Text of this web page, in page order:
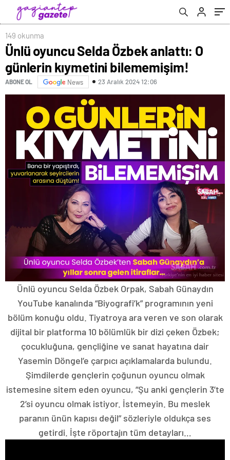
149 okunma
Ünlü oyuncu Selda Özbek anlattı: O
günlerin kıymetini bilememişim!
ABONE OL News 23 Aralık 2024 12:06
Ünlü oyuncu Selda Özbek Orpak, Sabah Günaydın
YouTube kanalında “Biyografi’k” programının yeni
bölüm konuğu oldu. Tiyatroya ara veren ve son olarak
dijital bir platforma 10 bölümlük bir dizi çeken Özbek;
çocukluğuna, gençliğine ve sanat hayatına dair
Yasemin Döngel’e çarpıcı açıklamalarda bulundu.
Şimdilerde gençlerin çoğunun oyuncu olmak
istemesine sitem eden oyuncu, “Şu anki gençlerin 3’te
2’si oyuncu olmak istiyor. İstemeyin. Bu meslek
paranın ünün kapısı değil” sözleriyle oldukça ses
getirdi. İşte röportajın tüm detayları…